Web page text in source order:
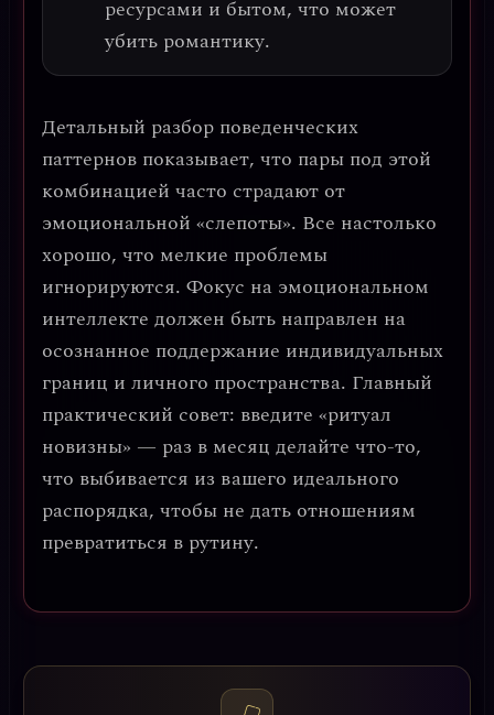
ресурсами и бытом, что может
убить романтику.
Детальный разбор поведенческих
паттернов показывает, что пары под этой
комбинацией часто страдают от
эмоциональной «слепоты». Все настолько
хорошо, что мелкие проблемы
игнорируются. Фокус на эмоциональном
интеллекте должен быть направлен на
осознанное поддержание индивидуальных
границ и личного пространства. Главный
практический совет: введите «ритуал
новизны» — раз в месяц делайте что-то,
что выбивается из вашего идеального
распорядка, чтобы не дать отношениям
превратиться в рутину.